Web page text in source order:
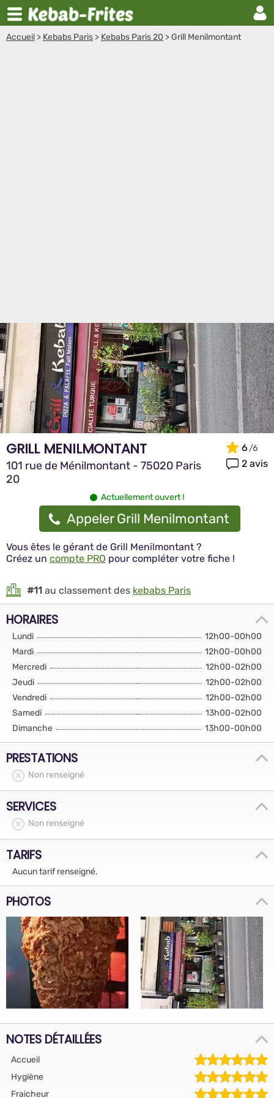
Accueil > Kebabs Paris > Kebabs Paris 20 >Grill Menilmontant
GRILL MENILMONTANT
101 rue de Ménilmontant - 75020 Paris
20
6
2 avis
Actuellement ouvert !
Appeler Grill Menilmontant
Vous êtes le gérant de Grill Menilmontant ?
Créez un compte PRO pour compléter votre fiche !
#11 au classement des kebabs Paris
HORAIRES
Lundi
12h00-00h00
Mardi
12h00-00h00
Mercredi
12h00-02h00
Jeudi
12h00-02h00
Vendredi
12h00-02h00
Samedi
13h00-02h00
Dimanche
13h00-00h00
PRESTATIONS
Non renseigné
SERVICES
Non renseigné
TARIFS
Aucun tarif renseigné.
PHOTOS
NOTES DÉTAILLÉES
Accueil
Hygiène
Fraicheur